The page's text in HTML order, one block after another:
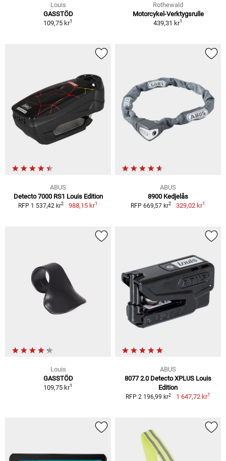
Louis
GASSTÖD
109,75 kr1
Rothewald
Motorcykel-Verktygsrulle
439,31 kr1
ABUS
Detecto 7000 RS1 Louis Edition
RFP 1 537,42 kr2 988,15 kr1
ABUS
8900 Kedjelås
RFP 669,57 kr2 329,02 kr1
Louis
GASSTÖD
109,75 kr1
ABUS
8077 2.0 Detecto XPLUS Louis
Edition
RFP 2 196,99 kr2 1 647,72 kr1